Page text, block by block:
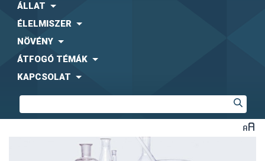
ÁLLAT
ÉLELMISZER
NÖVÉNY
ÁTFOGÓ TÉMÁK
KAPCSOLAT